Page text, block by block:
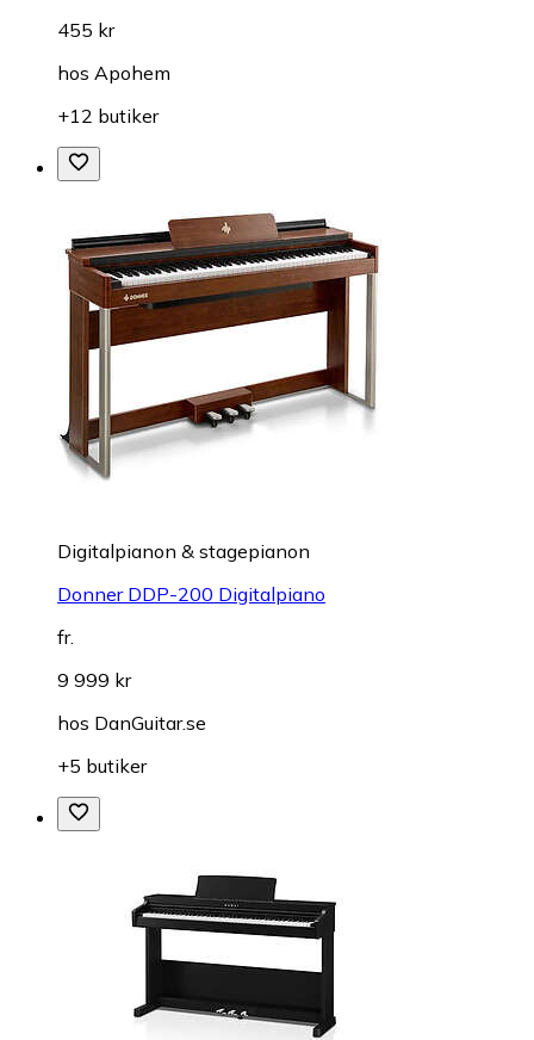
455 kr
hos Apohem
+12 butiker
Digitalpianon & stagepianon
Donner DDP-200 Digitalpiano
fr.
9 999 kr
hos DanGuitar.se
+5 butiker